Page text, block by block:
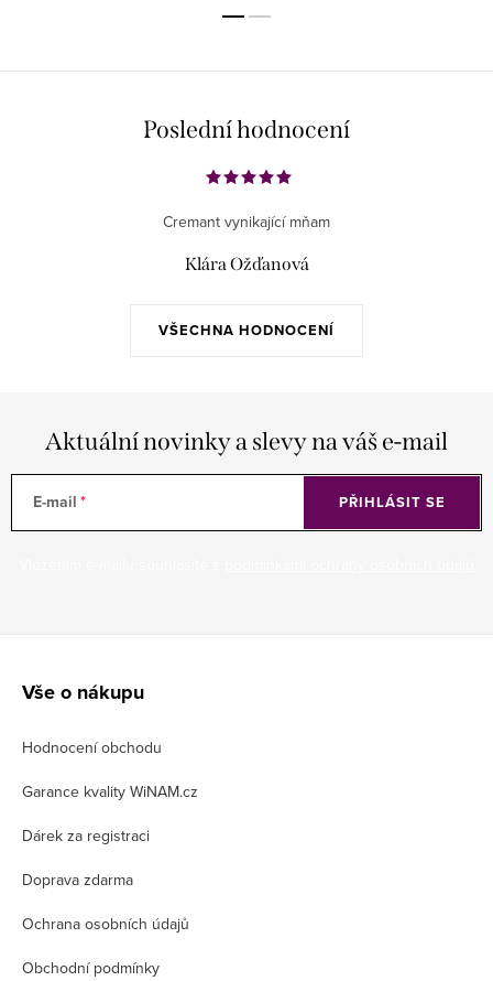
Poslední hodnocení
VŠECHNA HODNOCENÍ
Cremant vynikající mňam
Klára Ožďanová
Aktuální novinky a slevy na váš e-mail
E-mail PŘIHLÁSIT SE
Vše o nákupu
Hodnocení obchodu
Garance kvality WiNAM.cz
Dárek za registraci
Doprava zdarma
Ochrana osobních údajů
Obchodní podmínky